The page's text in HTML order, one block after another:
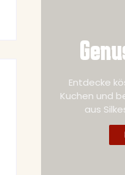
Entdecke
Kuchen und
aus